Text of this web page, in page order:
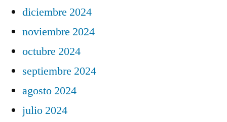
diciembre 2024
noviembre 2024
octubre 2024
septiembre 2024
agosto 2024
julio 2024